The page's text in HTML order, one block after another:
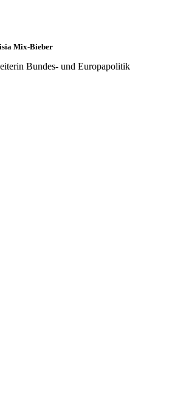
Mix-Bieber
Bundes- und Europapolitik